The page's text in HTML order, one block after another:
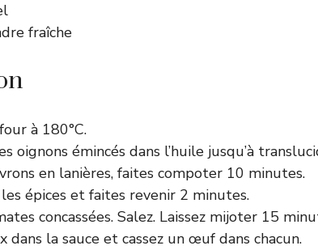
fraîche
à 180°C.
oignons émincés dans l’huile jusqu’à
en lanières, faites compoter 10 minutes.
les épices et faites revenir 2 minutes.
concassées. Salez. Laissez mijoter 15
dans la sauce et cassez un œuf dans chacun.